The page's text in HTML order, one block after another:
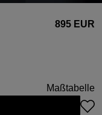
895 EUR
Maßtabelle